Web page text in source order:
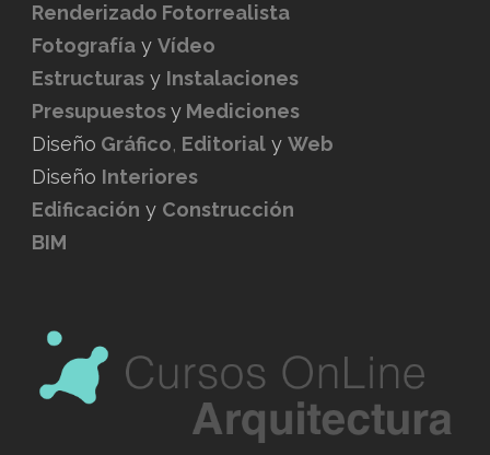
Renderizado Fotorrealista
Fotografía y Vídeo
Estructuras y Instalaciones
Presupuestosy Mediciones
Diseño Gráfico, Editorial y Web
Diseño Interiores
Edificación y Construcción
BIM